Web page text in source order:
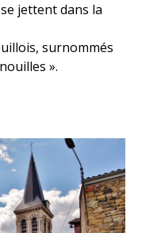
jettent dans la
surnommés
».